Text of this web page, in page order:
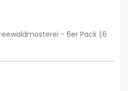
- 6er Pack (6